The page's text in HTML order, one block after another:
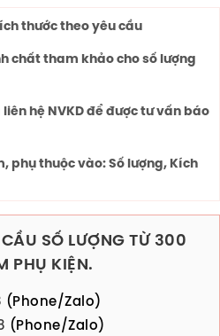
thước theo yêu cầu
chất tham khảo cho số lượng
hệ NVKD để được tư vấn báo
phụ thuộc vào: Số lượng, Kích
SỐ LƯỢNG TỪ 300
PHỤ KIỆN.
(Phone/Zalo)
(Phone/Zalo)